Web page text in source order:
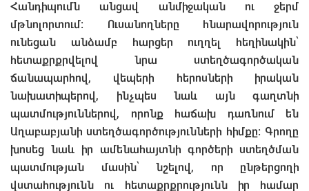
Հանդիպումն անցավ անմիջական ու ջերմ
մթնոլորտում։ Ուսանողները հնարավորություն
ունեցան անձամբ հարցեր ուղղել հեղինակին՝
հետաքրքրվելով նրա ստեղծագործական
ճանապարհով, վեպերի հերոսների իրական
նախատիպերով, ինչպես նաև այն գաղտնի
պատմություններով, որոնք հաճախ դառնում են
Աղաբաբյանի ստեղծագործությունների հիմքը։ Գրողը
խոսեց նաև իր ամենահայտնի գործերի ստեղծման
պատմության մասին՝ նշելով, որ ընթերցողի
վստահությունն ու հետաքրքրությունն իր համար